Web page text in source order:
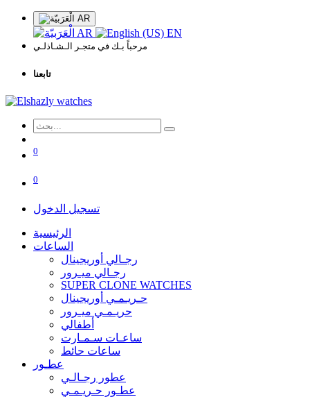
AR
AR EN
مرحباً بـك في متجـر الـشـاذلـي
تابعنا
0
0
تسجيل الدخول
الرئيسية
الساعات
رجـالي أوريجينال
رجـالي ميـرور
SUPER CLONE WATCHES
حـريـمـي أوريجينال
حريـمـي ميـرور
أطفالي
ساعـات سـمـارت
ساعات حائط
عطـور
عطور رجـالـي
عطـور حـريـمـي